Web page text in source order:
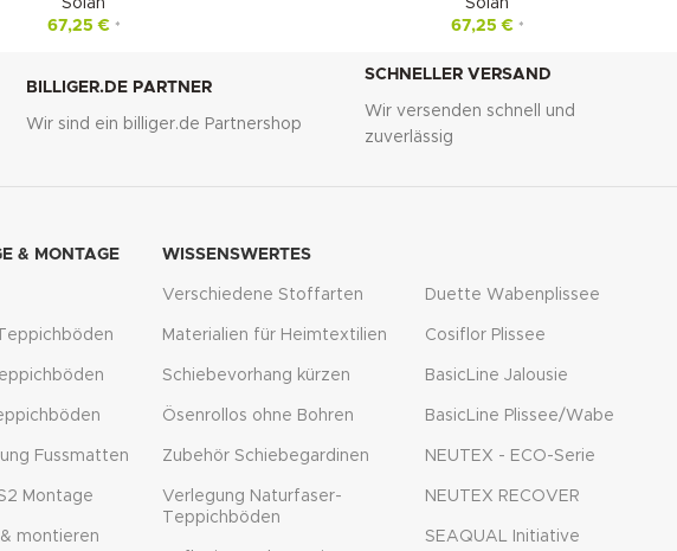
Solan
67,25€ *
Solan
67,25€ *
BILLIGER.DE PARTNER
Wir sind ein billiger.de Partnershop
SCHNELLER VERSAND
Wir versenden schnell und
zuverlässig
& MONTAGE
Fussmatten
Montage
montieren
WISSENSWERTES
Verschiedene Stoffarten
Materialien für Heimtextilien
Schiebevorhang kürzen
Ösenrollos ohne Bohren
Zubehör Schiebegardinen
Verlegung Naturfaser-
Teppichböden
Duette Wabenplissee
Cosiflor Plissee
BasicLine Jalousie
BasicLine Plissee/Wabe
NEUTEX - ECO-Serie
NEUTEX RECOVER
SEAQUAL Initiative